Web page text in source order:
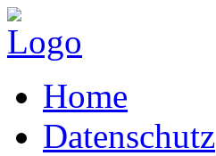
Home
Datenschutz